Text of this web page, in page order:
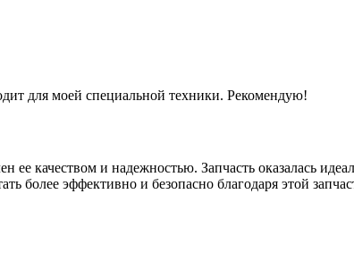
для моей специальной техники. Рекомендую!
ее качеством и надежностью. Запчасть оказалась
более эффективно и безопасно благодаря этой